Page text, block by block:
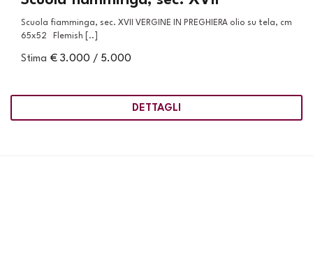
Scuola fiamminga, sec. XVII VERGINE IN PREGHIERA olio su tela, cm
65x52 Flemish [..]
Stima € 3.000 / 5.000
DETTAGLI